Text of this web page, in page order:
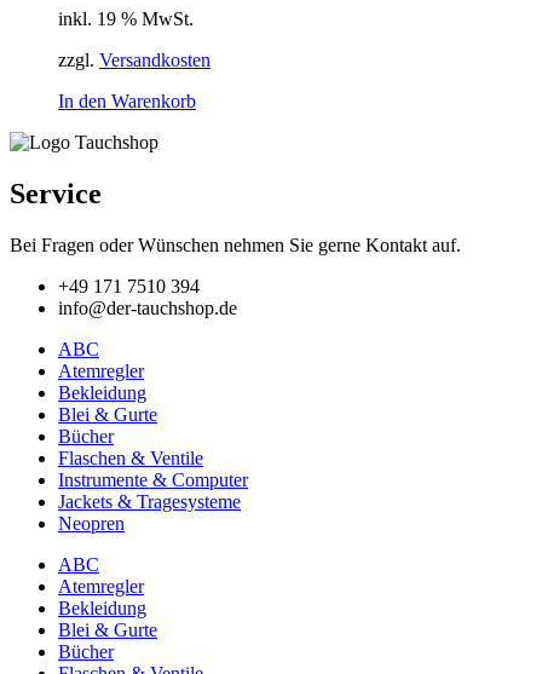
inkl. 19 % MwSt.
zzgl. Versandkosten
In den Warenkorb
Service
Bei Fragen oder Wünschen nehmen Sie gerne Kontakt auf.
+49 171 7510 394
info@der-tauchshop.de
ABC
Atemregler
Bekleidung
Blei & Gurte
Bücher
Flaschen & Ventile
Instrumente & Computer
Jackets & Tragesysteme
Neopren
ABC
Atemregler
Bekleidung
Blei & Gurte
Bücher